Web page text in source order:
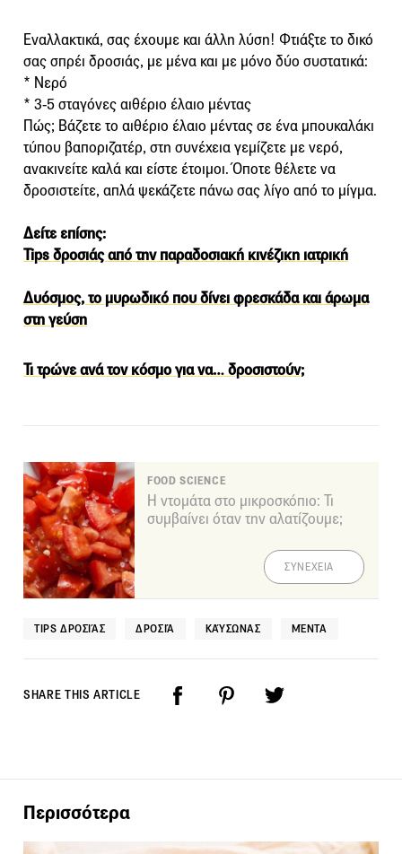
Εναλλακτικά, σας έχουμε και άλλη λύση! Φτιάξτε το δικό
σας σπρέι δροσιάς, με μένα και με μόνο δύο συστατικά:
* Nερό
* 3-5 σταγόνες αιθέριο έλαιο μέντας
Πώς; Βάζετε το αιθέριο έλαιο μέντας σε ένα μπουκαλάκι
τύπου βαποριζατέρ, στη συνέχεια γεμίζετε με νερό,
ανακινείτε καλά και είστε έτοιμοι. Όποτε θέλετε να
δροσιστείτε, απλά ψεκάζετε πάνω σας λίγο από το μίγμα.
Δείτε επίσης:
Tips δροσιάς από την παραδοσιακή κινέζικη ιατρική
Δυόσμος, το μυρωδικό που δίνει φρεσκάδα και άρωμα
στη γεύση
Τι τρώνε ανά τον κόσμο για να… δροσιστούν;
FOOD SCIENCE
Η ντομάτα στο μικροσκόπιο: Τι
συμβαίνει όταν την αλατίζουμε;
ΣΥΝΕΧΕΙΑ
TIPS ΔΡΟΣΙΆΣ ΔΡΟΣΙΆ ΚΑΎΣΩΝΑΣ ΜΈΝΤΑ
SHARE THIS ARTICLE
Περισσότερα